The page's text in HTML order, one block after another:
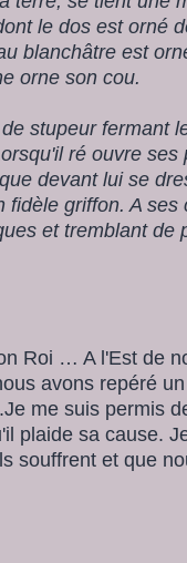
le dos est orné
blanchâtre est
orne son cou.
stupeur fermant
ré ouvre
devant lui se
fidèle griffon. A
et tremblant de
Roi … A l'Est de
avons repéré
me suis permis
plaide sa cause.
souffrent et que